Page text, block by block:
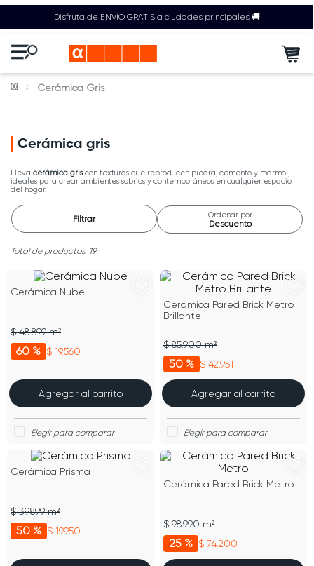
Disfruta de ENVÍO GRATIS a ciudades principales 🚚
Cerámica Gris
Cerámica gris
Lleva cerámica griscon texturas que reproducen piedra, cemento y mármol,
ideales para crear ambientes sobrios y contemporáneos en cualquier espacio
del hogar.
Filtrar Ordenar por
Descuento
19
Cerámica Nube
60 % $ 19.560
$ 48.899 m²
Agregar al carrito
Cerámica Pared Brick Metro
Brillante
50 % $ 42.951
$ 85.900 m²
Agregar al carrito
Cerámica Prisma
50 % $ 19.950
$ 39.899 m²
Cerámica Pared Brick Metro
25 % $ 74.200
$ 98.990 m²